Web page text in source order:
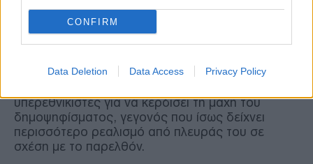
CONFIRM
Data Deletion Data Access Privacy Policy
αγαπά και η άλλη μισή τον απεχθάνεται. Αυτή
είναι η αιτία της κρίσης της σύγχρονης
Τουρκίας», κρίνει ο Σονέρ Τσαγκαπτάι, αναλυτής
υπερεθνικιστές για να κερδίσει τη μάχη του
δημοψηφίσματος, γεγονός που ίσως δείχνει
περισσότερο ρεαλισμό από πλευράς του σε
σχέση με το παρελθόν.